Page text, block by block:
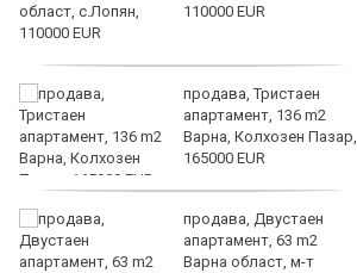
110000 EUR
продава, Тристаен
апартамент, 136 m2
Варна, Колхозен Пазар,
165000 EUR
продава, Двустаен
апартамент, 63 m2
Варна област, м-т